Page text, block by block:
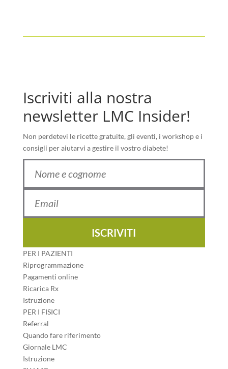
Iscriviti alla nostra
newsletter LMC Insider!
Non perdetevi le ricette gratuite, gli eventi, i workshop e i
consigli per aiutarvi a gestire il vostro diabete!
ISCRIVITI
PER I PAZIENTI
Riprogrammazione
Pagamenti online
Ricarica Rx
Istruzione
PER I FISICI
Referral
Quando fare riferimento
Giornale LMC
Istruzione